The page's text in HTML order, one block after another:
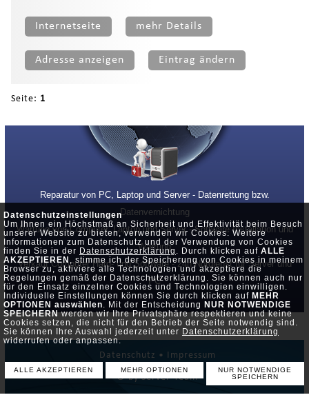
Datenschutzeinstellungen
Um Ihnen ein Höchstmaß an Sicherheit und Effektivität beim Besuch
unserer Website zu bieten, verwenden wir Cookies. Weitere
Informationen zum Datenschutz und der Verwendung von Cookies
finden Sie in der Datenschutzerklärung . Durch klicken auf ALLE
AKZEPTIEREN , stimme ich der Speicherung von Cookies in meinem
Browser zu, aktiviere alle Technologien und akzeptiere die
Regelungen gemäß der Datenschutzerklärung. Sie können auch nur
für den Einsatz einzelner Cookies und Technologien einwilligen.
Individuelle Einstellungen können Sie durch klicken auf MEHR
OPTIONEN auswählen. Mit der Entscheidung NUR NOTWENDIGE
SPEICHERNwerden wir Ihre Privatsphäre respektieren und keine
Cookies setzen, die nicht für den Betrieb der Seite notwendig sind.
Sie können Ihre Auswahl jederzeit unter Datenschutzerklärung
widerrufen oder anpassen.
ALLE AKZEPTIEREN MEHR OPTIONEN
NUR NOTWENDIGE
SPEICHERN
Internetseite mehr Details
Adresse anzeigen Eintrag ändern
Seite: 1
Reparatur von PC, Laptop und Server - Datenrettung bzw.
Datenvernichtung
Wartung von Computer, Laptop und Server - Software Installation und
Wartung
Verkauf Computer Hard- und Software - 24h Notdienst für Server und
PC
Datenschutz • Impressum
© by Server-Team